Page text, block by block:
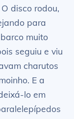
disco rodou,
para
muito
seguiu e viu
charutos
E a
lo em